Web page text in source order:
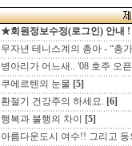
★회원정보수정(로그인) 안내
무자년 테니스계의 총아 - “총
병아리가 어느새.. '08 호주 오픈
쿠에르텐의 눈물 [5]
환절기 건강주의 하세요. [6]
행복과 불행의 차이 [5]
아름다운도시 여수!! 그리고